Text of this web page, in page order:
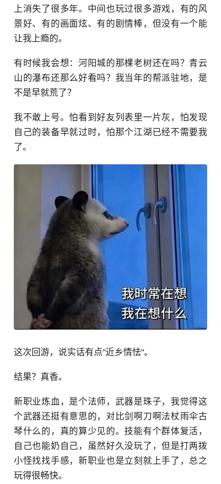
上消失了很多年。中间也玩过很多游戏，有的风
景好、有的画面炫、有的剧情棒，但没有一个能
让我上瘾的。
有时候我会想：河阳城的那棵老树还在吗？青云
山的瀑布还那么好看吗？我当年的帮派驻地，是
不是早就荒了？
我不敢上号。怕看到好友列表里一片灰，怕发现
自己的装备早就过时，怕那个江湖已经不需要我
了。
这次回游，说实话有点"近乡情怯"。
结果？真香。
新职业炼血，是个法师，武器是珠子，我觉得这
个武器还挺有意思的，对比剑啊刀啊法杖雨伞古
琴什么的，真的算少见的。技能有个群体复活，
自己也能奶自己，虽然好久没玩了，但是打两拨
小怪找找手感，新职业也是立刻就上手了，总之
玩得很畅快。